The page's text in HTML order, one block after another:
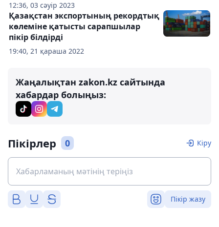
12:36, 03 сәуір 2023
19:40, 21 қараша 2022
Қазақстан экспортының рекордтық
көлеміне қатысты сарапшылар
пікір білдірді
Жаңалықтан zakon.kz сайтында
хабардар болыңыз:
Пікірлер 0 Кіру
Пікір жазу